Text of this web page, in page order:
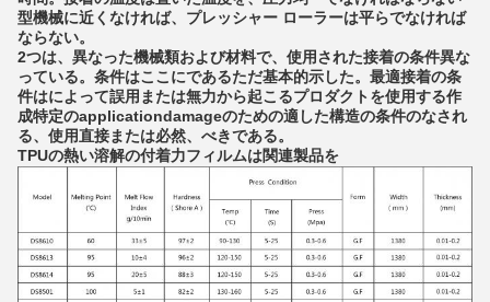
型機械に近くなければ、プレッシャー ローラーは平らでなければ
ならない。
2つは、異なった機械類および材料で、使用された接着の条件異な
っている。条件はここにであるただ基本的示した。最適接着の条
件はによって誤用または無力から起こるプロダクトを使用する作
成特定のapplicationdamageのための適した構造の条件のなされ
る、使用直接または必然、べきである。
TPUの熱い溶解の付着力フィルムは関連製品を